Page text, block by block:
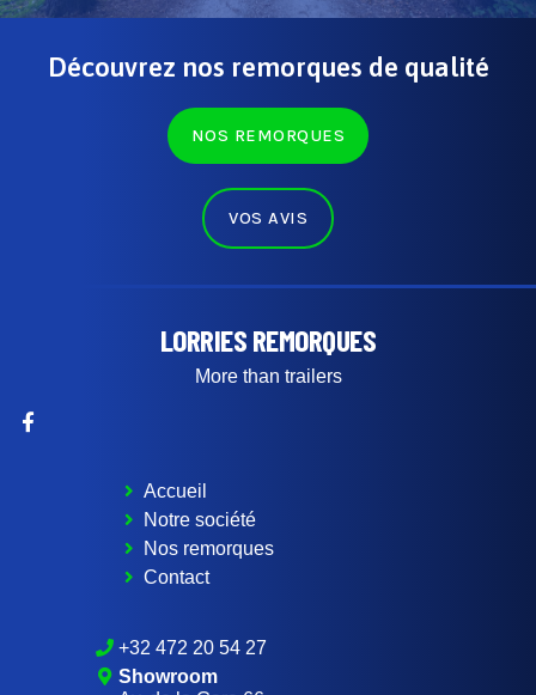
Découvrez nos remorques de qualité
NOS REMORQUES
VOS AVIS
LORRIES REMORQUES
More than trailers
Accueil
Notre société
Nos remorques
Contact
+32 472 20 54 27
Showroom